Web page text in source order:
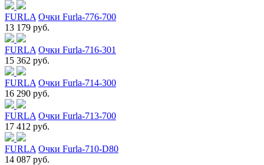
FURLA Очки Furla-776-700
13 179 руб.
FURLA Очки Furla-716-301
15 362 руб.
FURLA Очки Furla-714-300
16 290 руб.
FURLA Очки Furla-713-700
17 412 руб.
FURLA Очки Furla-710-D80
14 087 руб.